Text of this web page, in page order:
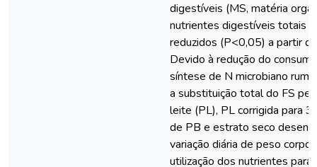
digestíveis (MS, matéria
nutrientes digestíveis totais
reduzidos (P<0,05) a partir
Devido à redução do
síntese de N microbiano
a substituição total do FS
leite (PL), PL corrigida para
de PB e estrato seco
variação diária de peso
utilização dos nutrientes